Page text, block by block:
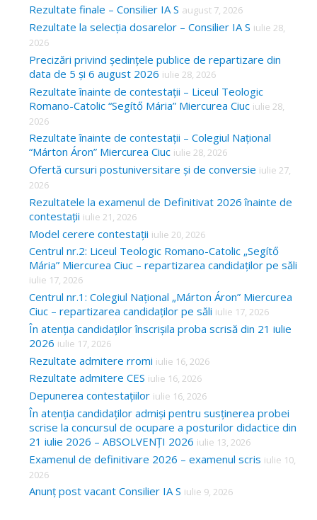
Rezultate finale – Consilier IA S august 7, 2026
Rezultate la selecția dosarelor – Consilier IA S iulie 28,
2026
Precizări privind ședințele publice de repartizare din
data de 5 și 6 august 2026 iulie 28, 2026
Rezultate înainte de contestații – Liceul Teologic
Romano-Catolic “Segítő Mária” Miercurea Ciuc iulie 28,
2026
Rezultate înainte de contestații – Colegiul Național
“Márton Áron” Miercurea Ciuc iulie 28, 2026
Ofertă cursuri postuniversitare și de conversie iulie 27,
2026
Rezultatele la examenul de Definitivat 2026 înainte de
contestații iulie 21, 2026
Model cerere contestații iulie 20, 2026
Centrul nr.2: Liceul Teologic Romano-Catolic „Segítő
Mária” Miercurea Ciuc – repartizarea candidaților pe săli
iulie 17, 2026
Centrul nr.1: Colegiul Național „Márton Áron” Miercurea
Ciuc – repartizarea candidaților pe săli iulie 17, 2026
În atenția candidaților înscrișila proba scrisă din 21 iulie
2026 iulie 17, 2026
Rezultate admitere rromi iulie 16, 2026
Rezultate admitere CES iulie 16, 2026
Depunerea contestațiilor iulie 16, 2026
În atenția candidaților admiși pentru susținerea probei
scrise la concursul de ocupare a posturilor didactice din
21 iulie 2026 – ABSOLVENȚI 2026 iulie 13, 2026
Examenul de definitivare 2026 – examenul scris iulie 10,
2026
Anunț post vacant Consilier IA S iulie 9, 2026